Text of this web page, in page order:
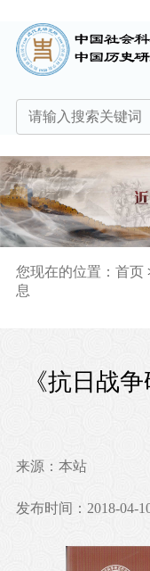
您现在的位置： 首页
息
《抗日战
来源：本站
发布时间：2018-04-